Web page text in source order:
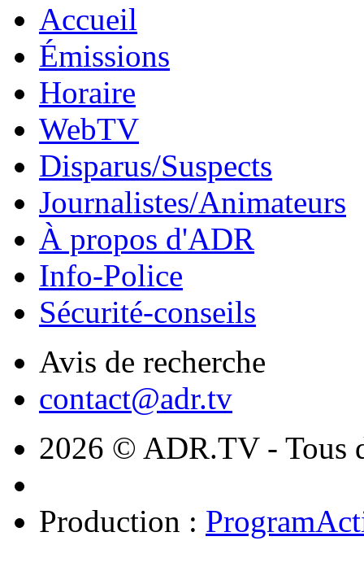
Accueil
Émissions
Horaire
WebTV
Disparus/Suspects
Journalistes/Animateurs
À propos d'ADR
Info-Police
Sécurité-conseils
Avis de recherche
contact@adr.tv
2026 © ADR.TV - Tous
Production :